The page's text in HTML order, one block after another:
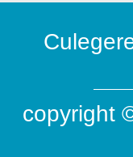
copyright